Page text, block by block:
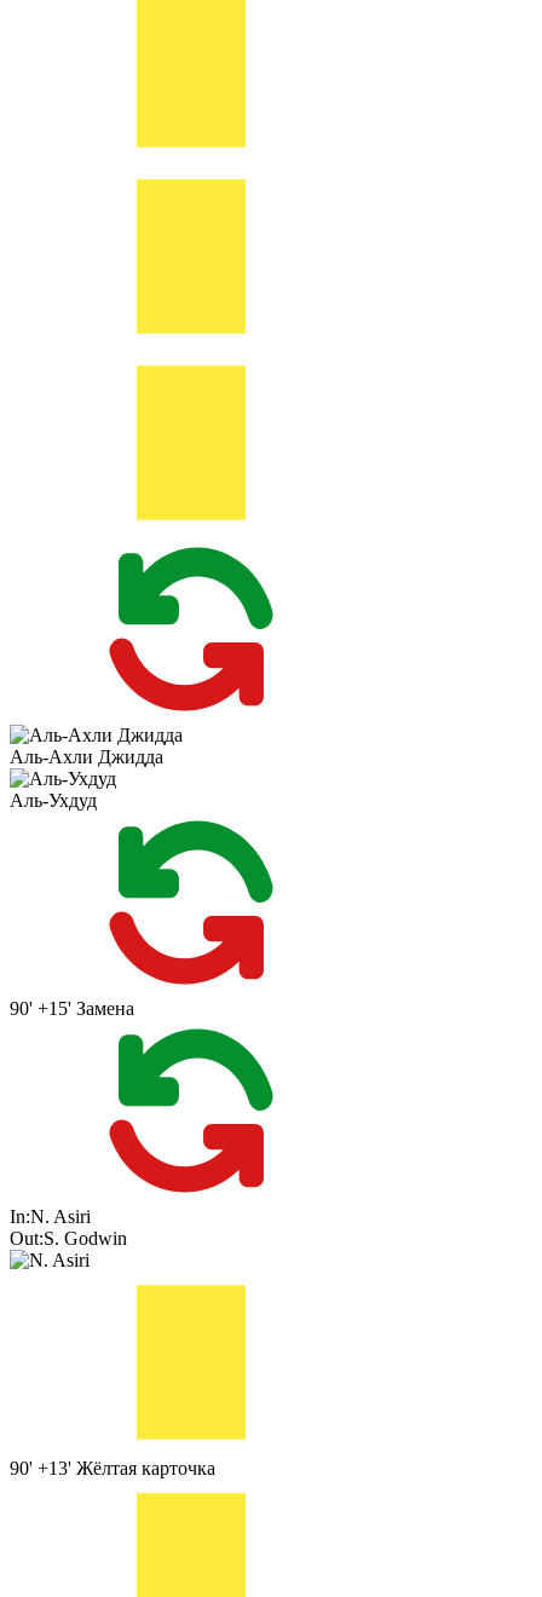
Аль-Ахли Джидда
Аль-Ухдуд
90' +15' Замена
In:N. Asiri
Out:S. Godwin
90' +13' Жёлтая карточка